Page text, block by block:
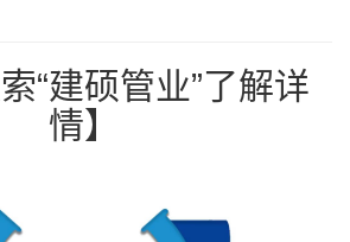
“建硕管业”了解详
情】